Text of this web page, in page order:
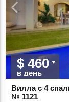
$ 460
в день
Вилла с 4
№ 1121